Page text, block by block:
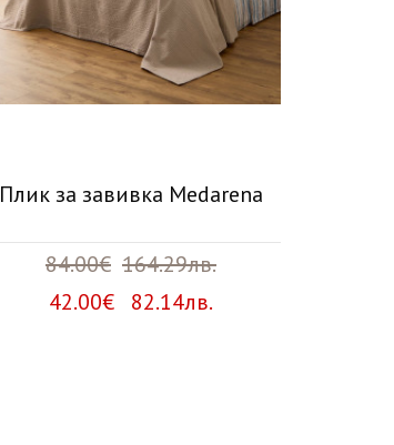
Плик за завивка Medarena
84.00€ 164.29лв.
42.00€ 82.14лв.